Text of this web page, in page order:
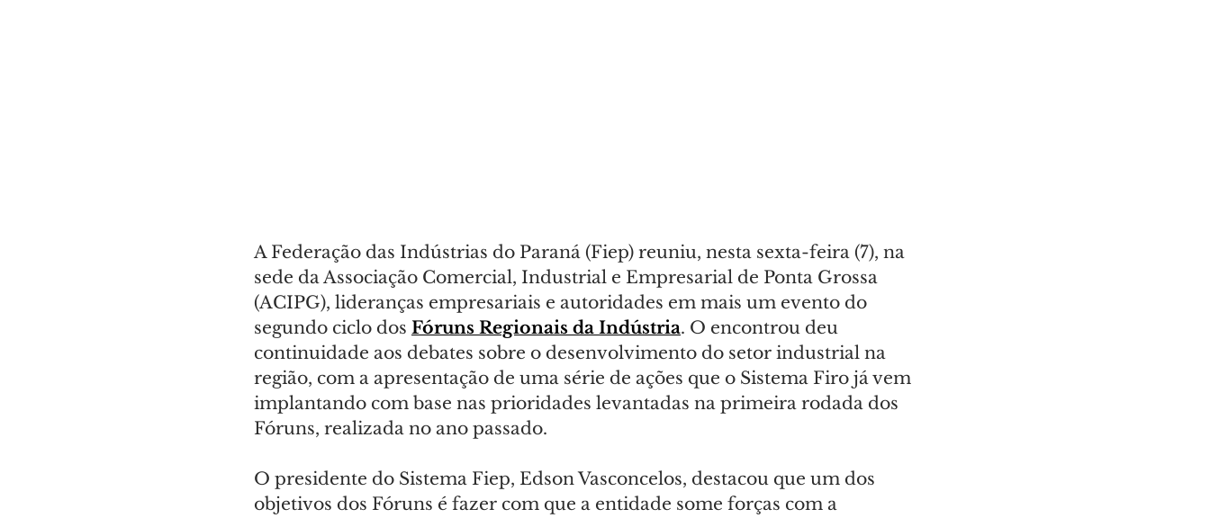
A Federação das Indústrias do Paraná (Fiep) reuniu, nesta sexta-feira (7), na
sede da Associação Comercial, Industrial e Empresarial de Ponta Grossa
(ACIPG), lideranças empresariais e autoridades em mais um evento do
segundo ciclo dos Fóruns Regionais da Indústria. O encontrou deu
continuidade aos debates sobre o desenvolvimento do setor industrial na
região, com a apresentação de uma série de ações que o Sistema Firo já vem
implantando com base nas prioridades levantadas na primeira rodada dos
Fóruns, realizada no ano passado.
O presidente do Sistema Fiep, Edson Vasconcelos, destacou que um dos
objetivos dos Fóruns é fazer com que a entidade some forças com a